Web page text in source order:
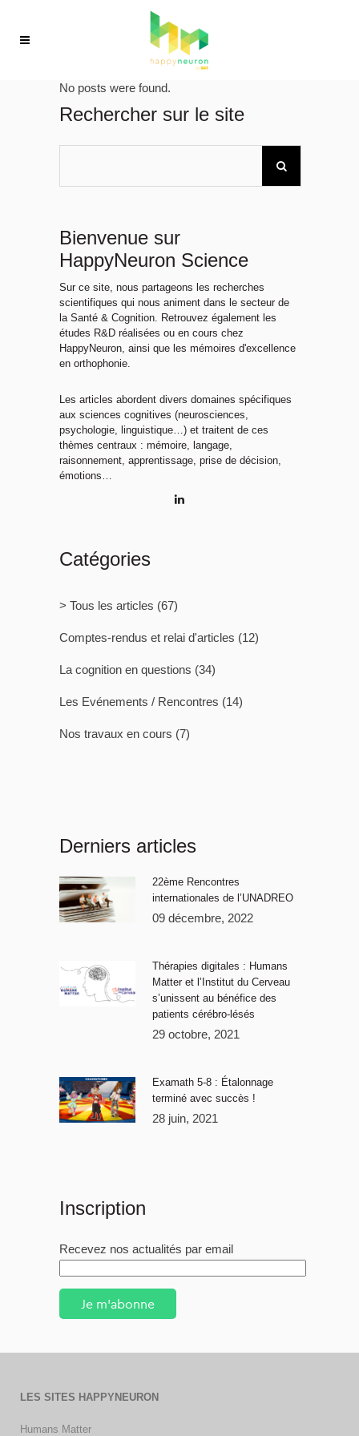
No posts were found.
Rechercher sur le site
Bienvenue sur
HappyNeuron Science
Sur ce site, nous partageons les recherches
scientifiques qui nous animent dans le secteur de
la Santé & Cognition. Retrouvez également les
études R&D réalisées ou en cours chez
HappyNeuron, ainsi que les mémoires d'excellence
en orthophonie.
Les articles abordent divers domaines spécifiques
aux sciences cognitives (neurosciences,
psychologie, linguistique…) et traitent de ces
thèmes centraux : mémoire, langage,
raisonnement, apprentissage, prise de décision,
émotions…
Catégories
> Tous les articles (67)
Comptes-rendus et relai d'articles (12)
La cognition en questions (34)
Les Evénements / Rencontres (14)
Nos travaux en cours (7)
Derniers articles
22ème Rencontres
internationales de l’UNADREO
09 décembre, 2022
Thérapies digitales : Humans
Matter et l’Institut du Cerveau
s’unissent au bénéfice des
patients cérébro-lésés
29 octobre, 2021
Examath 5-8 : Étalonnage
terminé avec succès !
28 juin, 2021
Inscription
Recevez nos actualités par email
Je m'abonne
LES SITES HAPPYNEURON
Humans Matter